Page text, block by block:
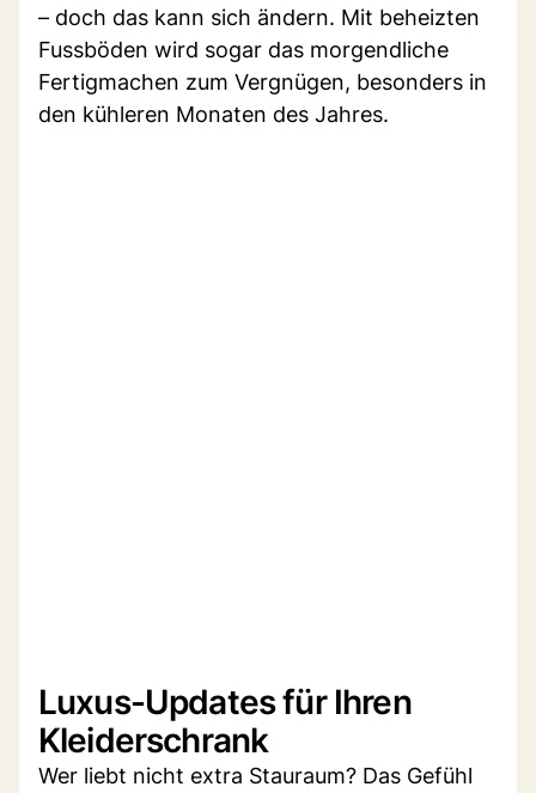
– doch das kann sich ändern. Mit beheizten
Fussböden wird sogar das morgendliche
Fertigmachen zum Vergnügen, besonders in
den kühleren Monaten des Jahres.
Luxus-Updates für Ihren
Kleiderschrank
Wer liebt nicht extra Stauraum? Das Gefühl